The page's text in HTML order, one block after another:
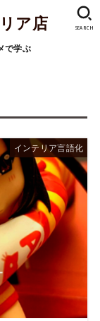
ア店
で学ぶ
SEARCH
インテリア言語化